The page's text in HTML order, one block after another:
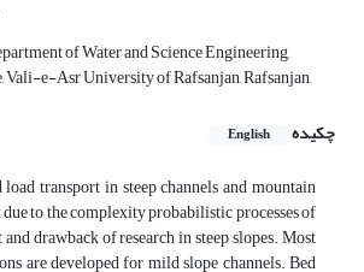
of Water and Science Engineering,
e-Asr University of Rafsanjan, Rafsanjan,
چکیده
English
transport in steep channels and mountain
to the complexity probabilistic processes of
drawback of research in steep slopes. Most
are developed for mild slope channels. Bed